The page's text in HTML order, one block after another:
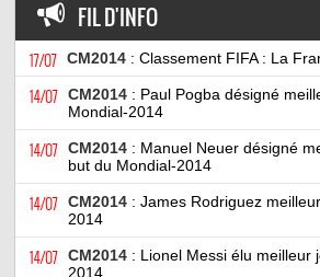
FIL D'INFO
17/07 CM2014 : Classement FIFA : La
14/07 CM2014 : Paul Pogba désigné
Mondial-2014
14/07 CM2014 : Manuel Neuer désigné
but du Mondial-2014
14/07 CM2014 : James Rodriguez
2014
14/07 CM2014 : Lionel Messi élu meilleur
2014